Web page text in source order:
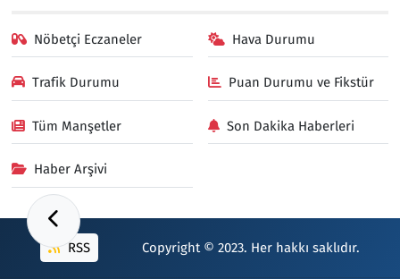
Nöbetçi Eczaneler Hava Durumu
Trafik Durumu Puan Durumu ve Fikstür
Tüm Manşetler Son Dakika Haberleri
Haber Arşivi
RSS Copyright © 2023. Her hakkı saklıdır.